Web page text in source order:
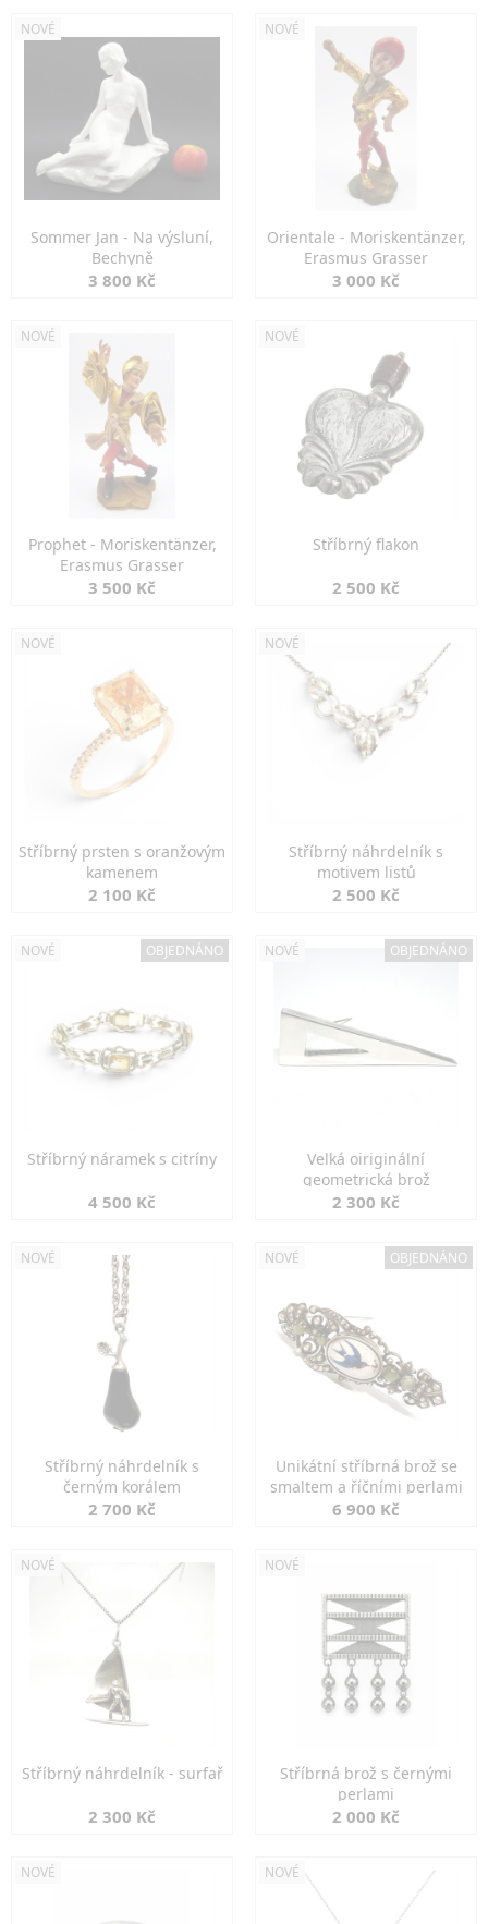
NOVÉ
Sommer Jan - Na výsluní,
Bechyně
3 800 Kč
NOVÉ
Orientale - Moriskentänzer,
Erasmus Grasser
3 000 Kč
NOVÉ
Prophet - Moriskentänzer,
Erasmus Grasser
3 500 Kč
NOVÉ
Stříbrný flakon
2 500 Kč
NOVÉ
Stříbrný prsten s oranžovým
kamenem
2 100 Kč
NOVÉ
Stříbrný náhrdelník s
motivem listů
2 500 Kč
NOVÉ OBJEDNÁNO
Stříbrný náramek s citríny
4 500 Kč
NOVÉ OBJEDNÁNO
Velká oiriginální
geometrická brož
2 300 Kč
NOVÉ
Stříbrný náhrdelník s
černým korálem
2 700 Kč
NOVÉ OBJEDNÁNO
Unikátní stříbrná brož se
smaltem a říčními perlami
6 900 Kč
NOVÉ
Stříbrný náhrdelník - surfař
2 300 Kč
NOVÉ
Stříbrná brož s černými
perlami
2 000 Kč
NOVÉ NOVÉ